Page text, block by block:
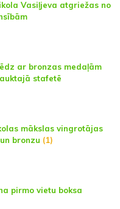
Vasiļjeva atgriežas no
ar bronzas medaļām
stafetē
mākslas vingrotājas
bronzu (1)
pirmo vietu boksa